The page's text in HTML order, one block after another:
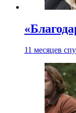
11 месяцев